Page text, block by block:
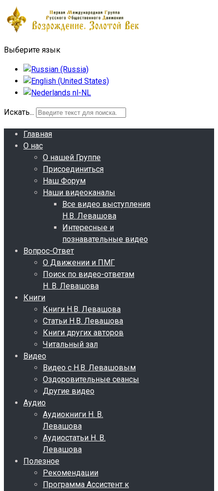
Выберите язык
Искать...
Главная
О нас
О нашей Группе
Присоединиться
Наш Форум
Наши видеоканалы
Все видео выступления
Н.В. Левашова
Интересные и
познавательные видео
Вопрос-Ответ
О Движении и ПМГ
Поиск по видео-ответам
Н. В. Левашова
Книги
Книги Н.В. Левашова
Статьи Н.В. Левашова
Книги других авторов
Читальный зал
Видео
Видео с Н.В. Левашовым
Оздоровительные сеансы
Другие видео
Аудио
Аудиокниги Н. В.
Левашова
Аудиостатьи Н. В.
Левашова
Полезное
Рекомендации
Программа Ассистент к